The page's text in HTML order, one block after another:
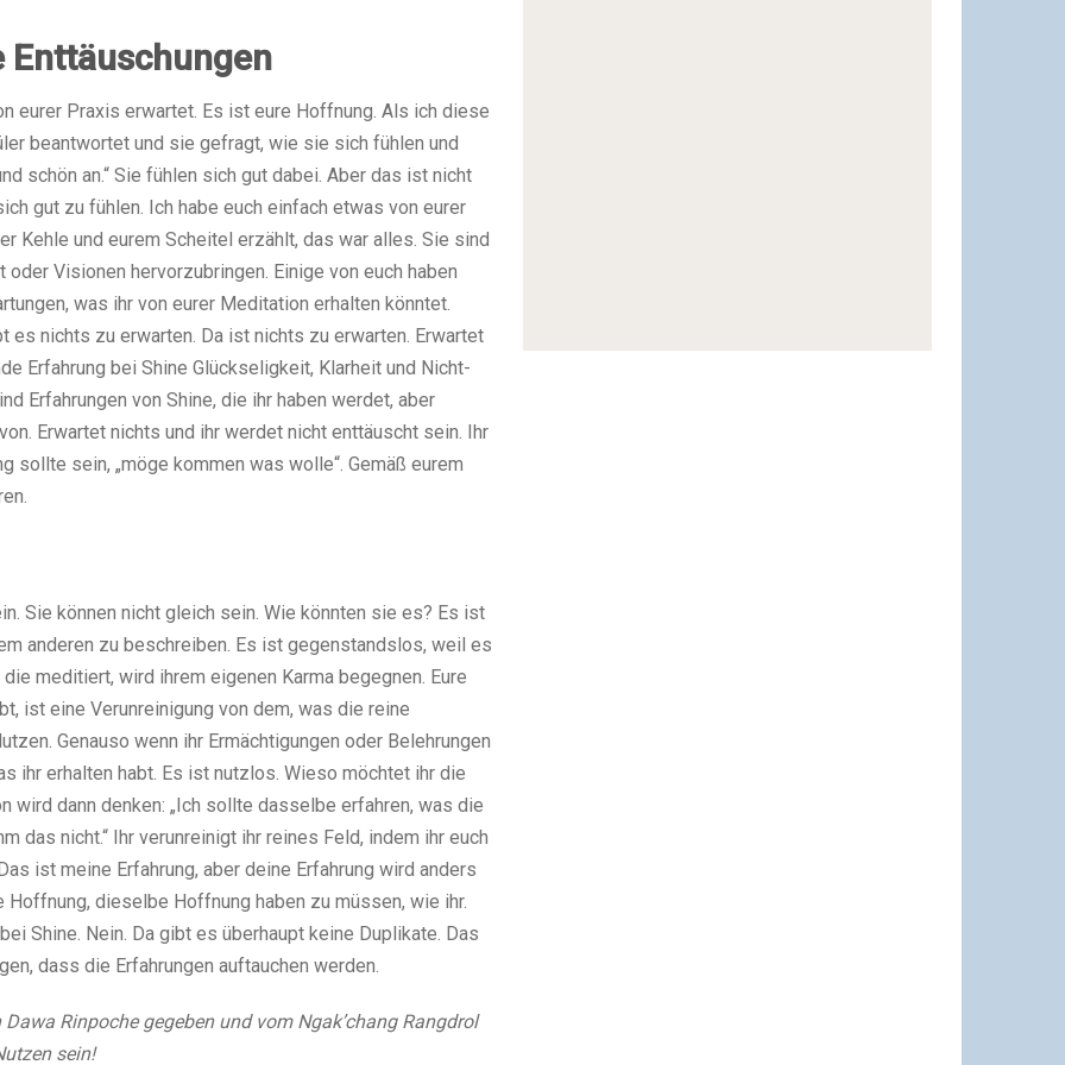
Enttäuschungen
eurer Praxis erwartet. Es ist eure Hoffnung. Als ich diese
beantwortet und sie gefragt, wie sie sich fühlen und
schön an.“ Sie fühlen sich gut dabei. Aber das ist nicht
gut zu fühlen. Ich habe euch einfach etwas von eurer
Kehle und eurem Scheitel erzählt, das war alles. Sie sind
Visionen hervorzubringen. Einige von euch haben
was ihr von eurer Meditation erhalten könntet.
es nichts zu erwarten. Da ist nichts zu erwarten. Erwartet
Erfahrung bei Shine Glückseligkeit, Klarheit und Nicht-
Erfahrungen von Shine, die ihr haben werdet, aber
Erwartet nichts und ihr werdet nicht enttäuscht sein. Ihr
sein, „möge kommen was wolle“. Gemäß eurem
Sie können nicht gleich sein. Wie könnten sie es? Es ist
anderen zu beschreiben. Es ist gegenstandslos, weil es
meditiert, wird ihrem eigenen Karma begegnen. Eure
ist eine Verunreinigung von dem, was die reine
Genauso wenn ihr Ermächtigungen oder Belehrungen
ihr erhalten habt. Es ist nutzlos. Wieso möchtet ihr die
dann denken: „Ich sollte dasselbe erfahren, was die
das nicht.“ Ihr verunreinigt ihr reines Feld, indem ihr euch
ist meine Erfahrung, aber deine Erfahrung wird anders
dieselbe Hoffnung haben zu müssen, wie ihr.
Shine. Nein. Da gibt es überhaupt keine Duplikate. Das
dass die Erfahrungen auftauchen werden.
Rinpoche gegeben und vom Ngak’chang Rangdrol
sein!